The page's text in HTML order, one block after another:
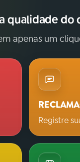
qualidade
apenas um
Registre